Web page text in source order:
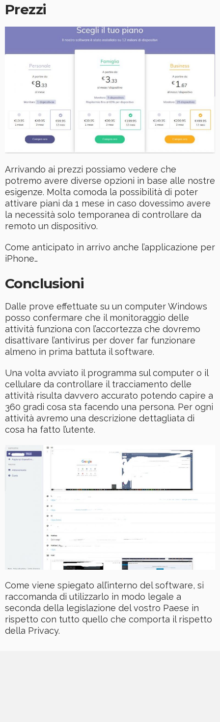
Prezzi
Arrivando ai prezzi possiamo vedere che
potremo avere diverse opzioni in base alle nostre
esigenze. Molta comoda la possibilità di poter
attivare piani da 1 mese in caso dovessimo avere
la necessità solo temporanea di controllare da
remoto un dispositivo.
Come anticipato in arrivo anche l’applicazione per
iPhone…
Conclusioni
Dalle prove effettuate su un computer Windows
posso confermare che il monitoraggio delle
attività funziona con l’accortezza che dovremo
disattivare l’antivirus per dover far funzionare
almeno in prima battuta il software.
Una volta avviato il programma sul computer o il
cellulare da controllare il tracciamento delle
attività risulta davvero accurato potendo capire a
360 gradi cosa sta facendo una persona. Per ogni
attività avremo una descrizione dettagliata di
cosa ha fatto l’utente.
Come viene spiegato all’interno del software, si
raccomanda di utilizzarlo in modo legale a
seconda della legislazione del vostro Paese in
rispetto con tutto quello che comporta il rispetto
della Privacy.